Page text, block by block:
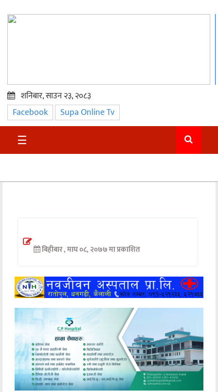
प्रमुख
समाचार
सुदुर
अन्तर्वार्ता
खेलकुद
मनोरञ्जन
अन्य
शनिबार, साउन २३, २०८३
Facebook Supa Online Tv
☰
बिहीबार , माघ ०८, २०७७ मा प्रकाशित